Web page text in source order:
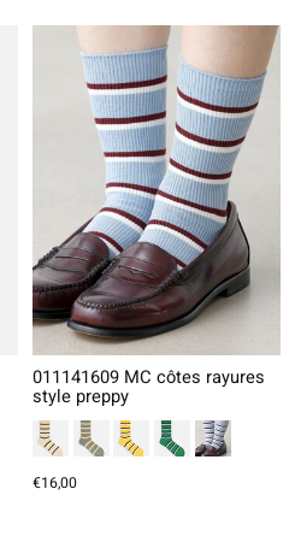
011141609 MC côtes rayures
style preppy
€16,00